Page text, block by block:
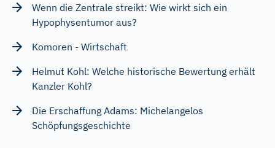
Wenn die Zentrale streikt: Wie wirkt sich ein
Hypophysentumor aus?
Komoren - Wirtschaft
Helmut Kohl: Welche historische Bewertung erhält
Kanzler Kohl?
Die Erschaffung Adams: Michelangelos
Schöpfungsgeschichte